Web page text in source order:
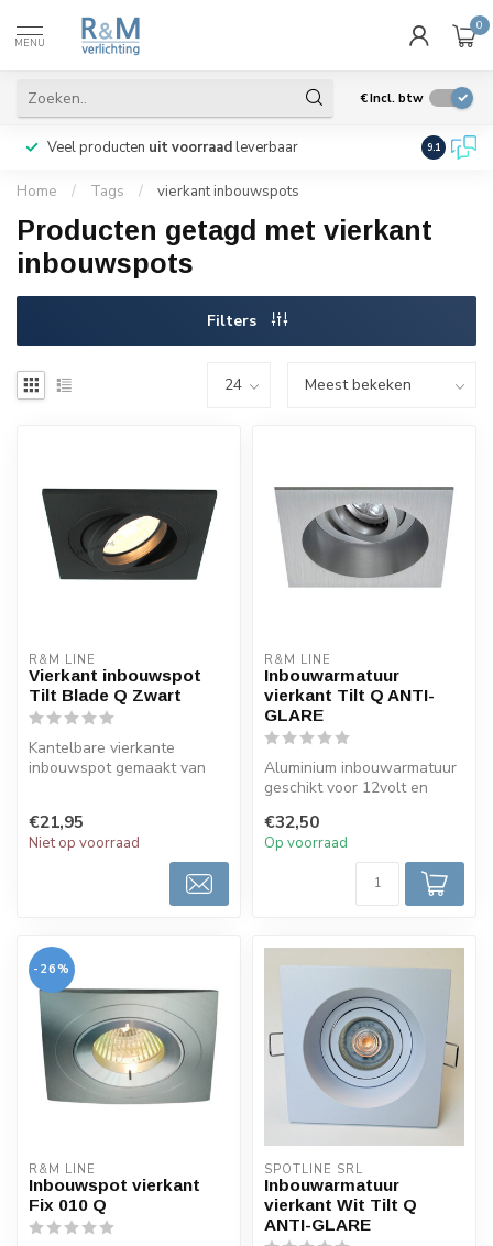
MENU
0
€Incl. btw
Veel producten uit voorraadleverbaar Wij
9.1
Home / Tags / vierkant inbouwspots
Producten getagd met vierkant
inbouwspots
Filters
R&M LINE
Vierkant inbouwspot
Tilt Blade Q Zwart
Kantelbare vierkante
inbouwspot gemaakt van
€21,95
Niet op voorraad
R&M LINE
Inbouwarmatuur
vierkant Tilt Q ANTI-
GLARE
Aluminium inbouwarmatuur
geschikt voor 12volt en
Inbouw...
€32,50
Op voorraad
-26%
R&M LINE
Inbouwspot vierkant
Fix 010 Q
SPOTLINE SRL
Inbouwarmatuur
vierkant Wit Tilt Q
ANTI-GLARE